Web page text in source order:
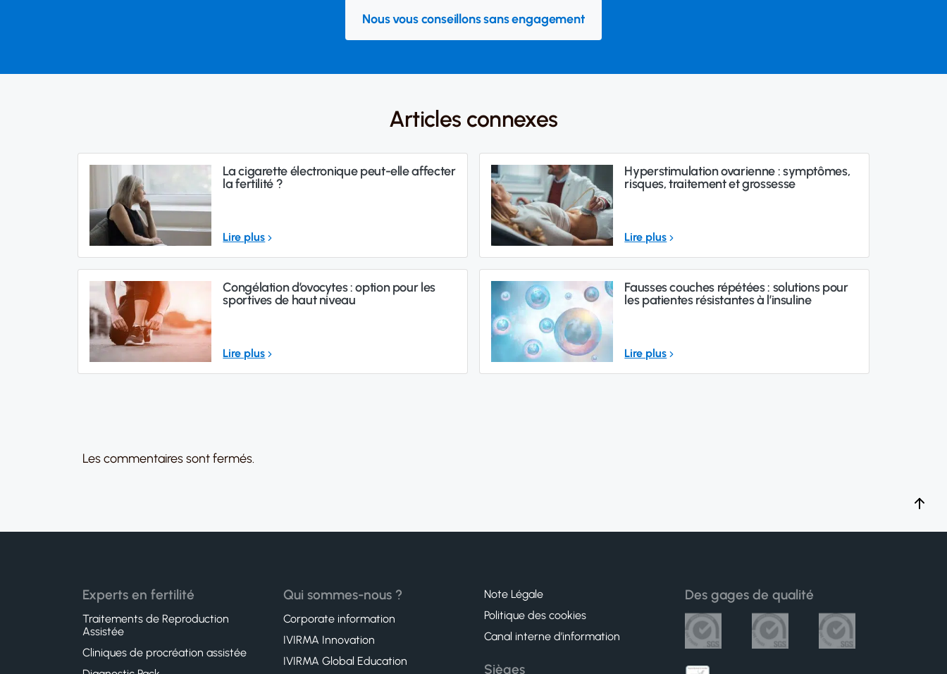
Nous vous conseillons sans engagement
Articles connexes
La cigarette électronique peut-elle affecter
la fertilité ?
Lire plus
Hyperstimulation ovarienne : symptômes,
risques, traitement et grossesse
Lire plus
Congélation d’ovocytes : option pour les
sportives de haut niveau
Lire plus
Fausses couches répétées : solutions pour
les patientes résistantes à l’insuline
Lire plus
Les commentaires sont fermés.
Experts en fertilité
Traitements de Reproduction
Assistée
Cliniques de procréation assistée
Qui sommes-nous ?
Corporate information
IVIRMA Innovation
IVIRMA Global Education
Note Légale
Politique des cookies
Canal interne d’information
Sièges
Des gages de qualité